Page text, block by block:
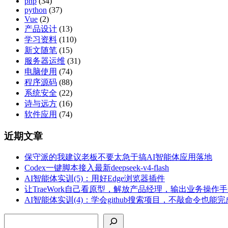
python (37)
Vue (2)
产品设计 (13)
学习资料 (110)
新文随笔 (15)
服务器运维 (31)
电脑使用 (74)
程序源码 (88)
系统安全 (22)
诗与远方 (16)
软件应用 (74)
近期文章
保守派的我建议老板不要太急于搞AI智能体应用落地
Codex一键脚本接入最新deepseek-v4-flash
AI智能体实训(5)：用好Edge浏览器插件
让TraeWork自己看原型，解放产品经理，输出业务操作
AI智能体实训(4)：学会github搜索项目，不敲命令也能完